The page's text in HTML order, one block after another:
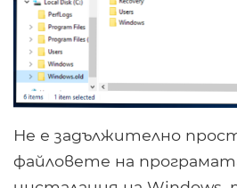
Не е задължително
файловете на